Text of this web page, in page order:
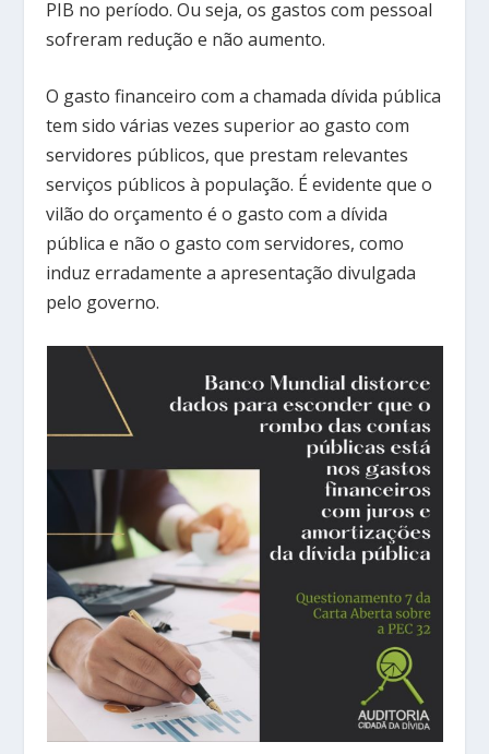
PIB no período. Ou seja, os gastos com pessoal
sofreram redução e não aumento.
O gasto financeiro com a chamada dívida pública
tem sido várias vezes superior ao gasto com
servidores públicos, que prestam relevantes
serviços públicos à população. É evidente que o
vilão do orçamento é o gasto com a dívida
pública e não o gasto com servidores, como
induz erradamente a apresentação divulgada
pelo governo.